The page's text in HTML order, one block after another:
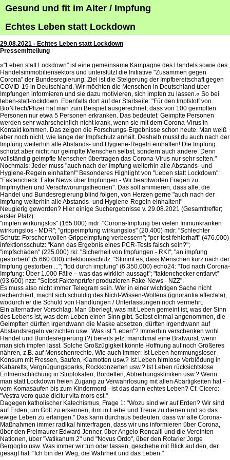
Gesund und fit im Alter / Impfung
Echtes Leben statt Lockdown
29.08.2021 - Echtes Leben statt Lockdown
Pressemitteilung
»"Leben statt Lockdown" ist eine gemeinsame Kampagne des Handels sowie des
Handelsimmobiliensektors und unterstützt die Initiative "Zusammen gegen
Corona" der Bundesregierung. Ziel ist die Steigerung der Impfbereitschaft gegen
COVID-19 in Deutschland. Wir möchten die Menschen in Deutschland über
Impfungen informieren und sie dazu motivieren, sich impfen zu lassen.« So bei
leben-statt-lockdown. Ebenfalls dort auf der Startseite: "Für den Impfstoff von
BioNTech/Pfizer hat man zum Beispiel ausgerechnet, dass von 100 geimpften
Personen nur etwa 5 Personen erkranken. Das bedeutet: Geimpfte Personen
werden sehr wahrscheinlich nicht krank, wenn sie mit dem Corona-Virus in
Kontakt kommen. Das zeigen die Forschungs-Ergebnisse schon heute. Man weiß
aber noch nicht, wie lange der Impfschutz anhält. Deshalb musst du auch nach der
Impfung weiterhin alle Abstands- und Hygiene-Regeln einhalten! Die Impfung
schützt aber nicht nur geimpfte Menschen selbst, sondern auch andere: Denn
vollständig geimpfte Menschen übertragen das Corona-Virus nur sehr selten."
Nochmals: Jeder muss "auch nach der Impfung weiterhin alle Abstands- und
Hygiene-Regeln einhalten!" Besonderes Highlight von "Leben statt Lockdown":
"Faktencheck: Fake News über Impfungen - Wir beantworten Fragen zu
Impfmythen und Verschwörungstheorien". Das soll animieren, dass alle, die
Handel und Bundesregierung blind folgen, von Herzen gerne "auch nach der
Impfung weiterhin alle Abstands- und Hygiene-Regeln einhalten!"
Neugierig geworden? Hier einige Suchergebnisse v. 29.08.2021 (Gesamttreffer;
erster Platz):
"impfen wirkungslos" (165.000) mdr: "Corona-Impfung bei vielen Immunkranken
wirkungslos - MDR"; "grippeimpfung wirkungslos" (20.400) mdr: "Schlechter
Schutz: Forscher wollen Grippeimpfung verbessern"; "pcr-test fehlerhaft" (476.000)
infektionsschutz: "Kann das Ergebnis eines PCR-Tests falsch sein?";
"impfschäden" (225.000) rki: "Sicherheit von Impfungen - RKI"; "an impfung
gestorben" (5.660.000) infektionsschutz: "Stimmt es, dass Menschen kurz nach der
Impfung gestorben ..."; "tod durch impfung" (6.350.000) echo24: "Tod nach Corona-
Impfung: Über 1.000 Fälle – was das wirklich aussagt"; "faktenchecker entlarvt"
(93.600) nzz: "Selbst Faktenprüfer produzieren Fake-News - NZZ".
Es muss also nicht immer Telegram sein. Wer in einer wichtigen Sache nicht
recherchiert, macht sich schuldig des Nicht-Wissen-Wollens (ignorantia affectata),
wodurch er die Schuld von Handlungen / Unterlassungen noch vermehrt.
Ein alternativer Vorschlag: Man überlegt, was mit Leben gemeint ist, was der Sinn
des Lebens ist, was dem Leben einen Sinn gibt. Selbst einmal angenommen, die
Geimpften dürften irgendwann die Maske absetzen, dürften irgendwann auf
Abstandsregeln verzichten usw.: Was ist "Leben"? Immerhin verschenken wohl
Handel und Bundesregierung (?) bereits jetzt manchmal eine Bratwurst, wenn
man sich impfen lässt. Solche Großzügigkeit könnte Hoffnung auf noch Größeres
nähren, z.B. auf Menschenrechte. Wie auch immer: Ist Leben hemmungsloser
Konsum mit Fressen, Saufen, Klamotten usw.? Ist Leben hirnlose Verblödung in
Kabaretts, Vergnügungsparks, Rockkonzerten usw.? Ist Leben rücksichtslose
Entmenschlichung in Striplokalen, Bordellen, Abtreibungskliniken usw.? Wenn
man statt Lockdown freien Zugang zu Verwahrlosung mit allen Abartigkeiten hat -
vom Komasaufen bis zum Kindermord - ist das dann echtes Leben? Cf. Cicero:
"Vestra vero quae dicitur vita mors est."
Dagegen katholischer Katechismus, Frage 1: "Wozu sind wir auf Erden? Wir sind
auf Erden, um Gott zu erkennen, ihm in Liebe und Treue zu dienen und so das
ewige Leben zu erlangen." Das kann durchaus bedeuten, dass wir alle Corona-
Maßnahmen immer radikal hinterfragen, dass wir uns informieren über Corona,
über den Freimaurer Edward Jenner, über Angelo Roncalli und die Vereinten
Nationen, über "Vatikanum 2" und "Novus Ordo", über den Rotarier Jorge
Bergoglio usw. Was immer wir tun oder lassen, geschehe mit Blick auf den, der
gesagt hat: "Ich bin der Weg, die Wahrheit und das Leben."